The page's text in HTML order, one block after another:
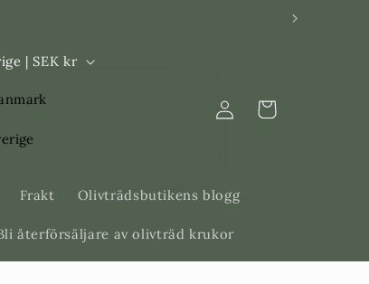
Frakt Olivträdsbutikens blogg
återförsäljare av olivträd krukor
Sverige | SEK kr
Logga
in
Varukorg